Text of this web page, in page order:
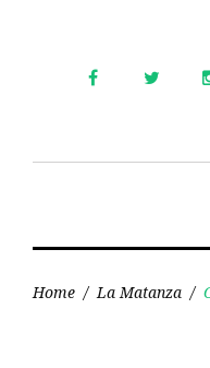
Home / La Matanza /